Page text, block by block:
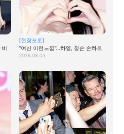
비
[현장포토]
"여신 이런느낌"…하영, 청순 손하트
2026.08.05